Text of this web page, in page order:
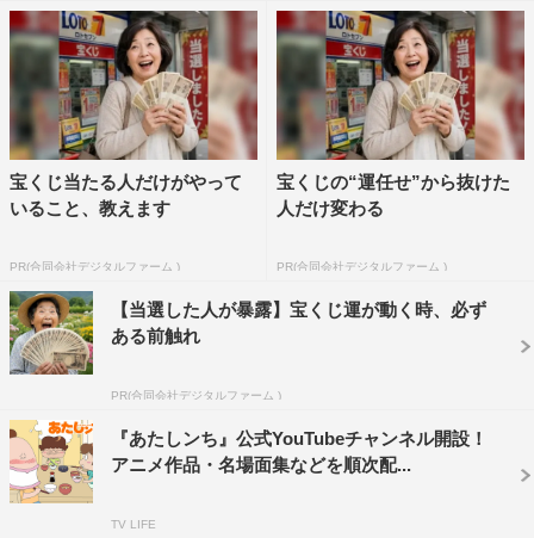
の他にも、公式YouTubeチャンネルでしか見られない特別
映像の配信も予定されている。
チャンネルの開設について、原作者・雁屋哲は「やっと
『美味しんぼ』がYouTubeで見られます。デジタルリマス
ターなので、画面はとてもきれいです。ファンの皆様、お
楽しみください。私も楽しみます」と喜びを語っている。
初月：月曜日・水曜日・金曜日に週3話配信
初月以降：水曜日・金曜日に週2話配信
YouTubeチャンネルURL：
https://www.youtube.com/channel/UCeyC9t-
tByuko20fzMwXr4w
公式Twitter：
宝くじ当たる人だけがやって
いること、教えます
PR(合同会社デジタルファーム )
宝くじの“運任せ”から抜けた
人だけ変わる
PR(合同会社デジタルファーム )
【当選した人が暴露】宝くじ運が動く時、必ず
ある前触れ
PR(合同会社デジタルファーム )
『あたしンち』公式YouTubeチャンネル開設！
アニメ作品・名場面集などを順次配...
TV LIFE